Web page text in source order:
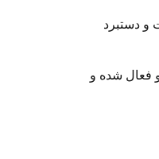
و دستبرد
فعال شده و